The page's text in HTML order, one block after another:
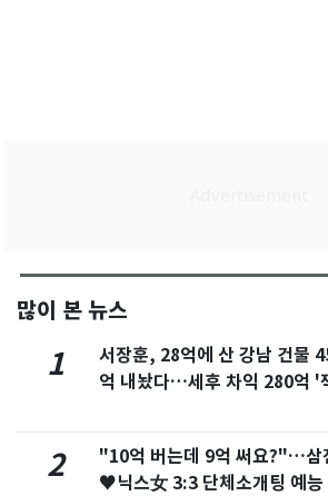
많이 본 뉴스
1
서장훈, 28억에 산 강남 건물
억 내놨다…세후 차익 280억 '
2
"10억 버는데 9억 써요?"…삼
♥닉스女 3:3 단체소개팅 예능